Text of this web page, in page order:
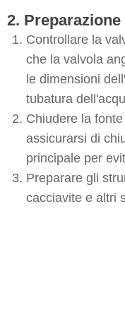
2.
Controllare la
che la valvola
le dimensioni
tubatura
Chiudere la
assicurarsi di
principale per
Preparare gli
cacciavite e altri